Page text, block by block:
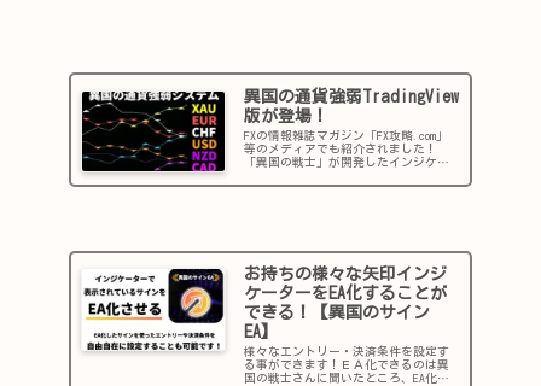
異国の通貨強弱TradingView
版が登場！
FXの情報雑誌マガジン「FX攻略.com」
等のメディアでも紹介されました！
「異国の戦士」が開発したインジケー
ステムTV】は通貨強弱を元にした根拠
お持ちの様々な矢印インジ
ケーターをEA化することが
できる！【異国のサイン
EA】
様々なエントリー・決済条件を設定す
る事ができます！ＥＡ化できるのは異
国の戦士さんに聞いたところ、EA化は